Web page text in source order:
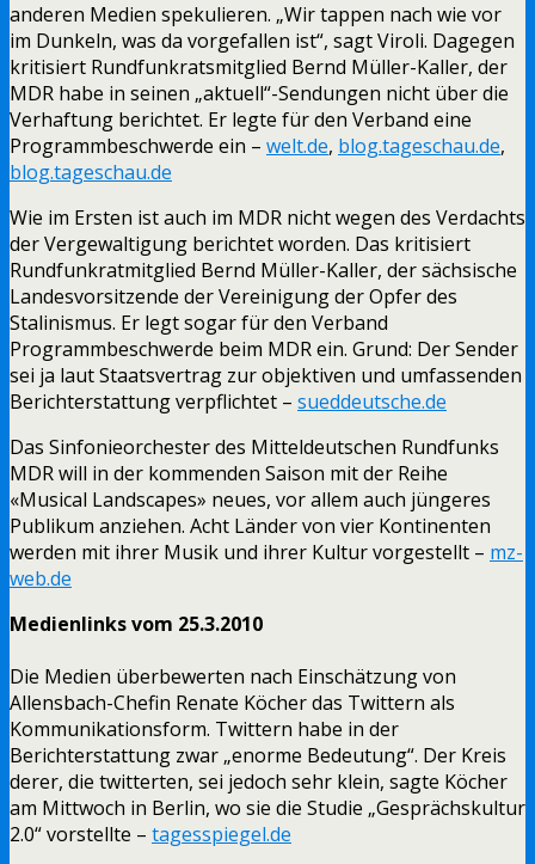
anderen Medien spekulieren. „Wir tappen nach wie vor
im Dunkeln, was da vorgefallen ist“, sagt Viroli. Dagegen
kritisiert Rundfunkratsmitglied Bernd Müller-Kaller, der
MDR habe in seinen „aktuell“-Sendungen nicht über die
Verhaftung berichtet. Er legte für den Verband eine
Programmbeschwerde ein – welt.de, blog.tageschau.de,
blog.tageschau.de
Wie im Ersten ist auch im MDR nicht wegen des Verdachts
der Vergewaltigung berichtet worden. Das kritisiert
Rundfunkratmitglied Bernd Müller-Kaller, der sächsische
Landesvorsitzende der Vereinigung der Opfer des
Stalinismus. Er legt sogar für den Verband
Programmbeschwerde beim MDR ein. Grund: Der Sender
sei ja laut Staatsvertrag zur objektiven und umfassenden
Berichterstattung verpflichtet – sueddeutsche.de
Das Sinfonieorchester des Mitteldeutschen Rundfunks
MDR will in der kommenden Saison mit der Reihe
«Musical Landscapes» neues, vor allem auch jüngeres
Publikum anziehen. Acht Länder von vier Kontinenten
werden mit ihrer Musik und ihrer Kultur vorgestellt – mz-
web.de
Medienlinks vom 25.3.2010
Die Medien überbewerten nach Einschätzung von
Allensbach-Chefin Renate Köcher das Twittern als
Kommunikationsform. Twittern habe in der
Berichterstattung zwar „enorme Bedeutung“. Der Kreis
derer, die twitterten, sei jedoch sehr klein, sagte Köcher
am Mittwoch in Berlin, wo sie die Studie „Gesprächskultur
2.0“ vorstellte – tagesspiegel.de